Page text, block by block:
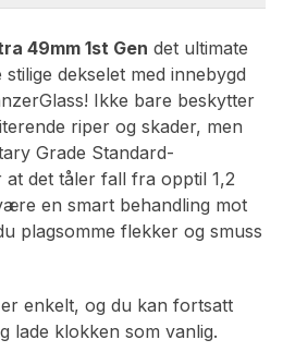
49mm 1st Gen det ultimate
dekselet med innebygd
Ikke bare beskytter
riper og skader, men
Grade Standard-
det tåler fall fra opptil 1,2
en smart behandling mot
plagsomme flekker og smuss
enkelt, og du kan fortsatt
lade klokken som vanlig.